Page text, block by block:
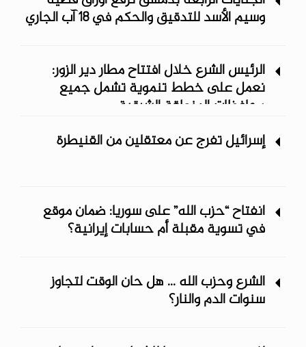
وسيم الأسد للتدقيق والحكم في 18 آب الجاري
الرئيس الشرع خلال افتتاح مطار دير الزور:
نعمل على خطط تنموية تشمل جميع
محافظات المنطقة الشرقية
إسرائيل تفرج عن معتقلين من القنيطرة
انفتاح “حزب الله” على سوريا: ضمان موقع
في تسوية مقبلة أم حسابات إيرانية؟
الشرع وحزب الله ... هل حان الوقت لتجاوز
سنوات الدم والنار؟